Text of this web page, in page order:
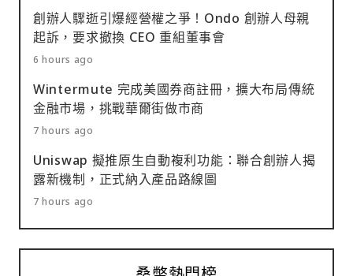
創辦人驟逝引爆經營權之爭！Ondo 創辦人母親
起訴，要求撤換 CEO 重組董事會
6 hours ago
Wintermute 完成美國券商註冊，擴大布局傳統
金融市場，挑戰華爾街做市商
7 hours ago
Uniswap 擬推原生自動複利功能：聯合創辦人揭
露新機制，正式納入產品路線圖
7 hours ago